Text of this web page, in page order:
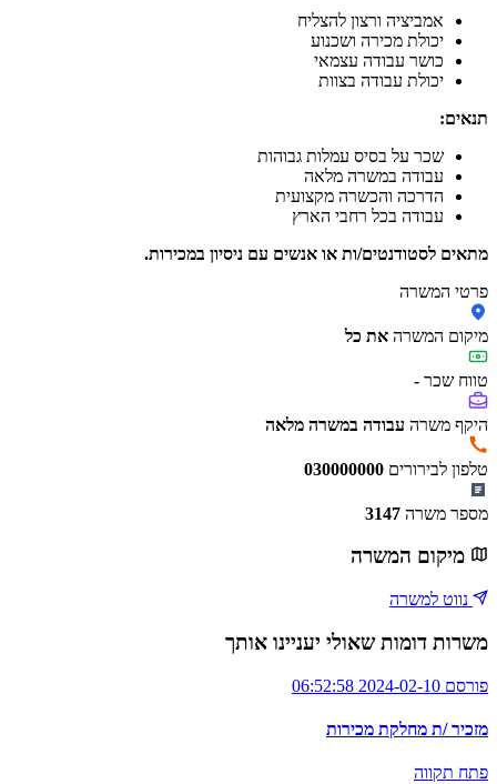
אמביציה ורצון להצליח
יכולת מכירה ושכנוע
כושר עבודה עצמאי
יכולת עבודה בצוות
תנאים:
שכר על בסיס עמלות גבוהות
עבודה במשרה מלאה
הדרכה והכשרה מקצועית
עבודה בכל רחבי הארץ
מתאים לסטודנטים/ות או אנשים עם ניסיון במכירות.
פרטי המשרה
מיקום המשרה את כל
טווח שכר -
היקף משרה עבודה במשרה מלאה
טלפון לבירורים 030000000
מספר משרה 3147
מיקום המשרה
נווט למשרה
משרות דומות שאולי יעניינו אותך
פורסם 2024-02-10 06:52:58
מזכיר /ת מחלקת מכירות
פתח תקווה